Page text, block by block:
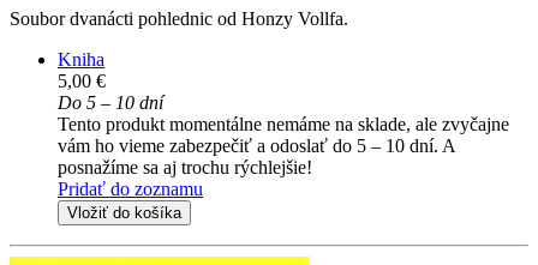
Soubor dvanácti pohlednic od Honzy Vollfa.
Kniha
5,00 €
Do 5 – 10 dní
Tento produkt momentálne nemáme na sklade, ale zvyčajne
vám ho vieme zabezpečiť a odoslať do 5 – 10 dní. A
posnažíme sa aj trochu rýchlejšie!
Pridať do zoznamu
Vložiť do košíka